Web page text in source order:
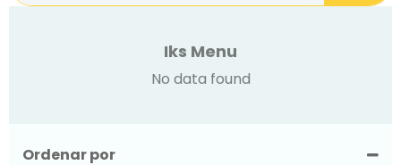
Iks Menu
No data found
Ordenar por